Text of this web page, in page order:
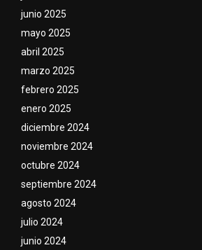
junio 2025
mayo 2025
abril 2025
marzo 2025
febrero 2025
enero 2025
diciembre 2024
noviembre 2024
octubre 2024
septiembre 2024
agosto 2024
julio 2024
junio 2024